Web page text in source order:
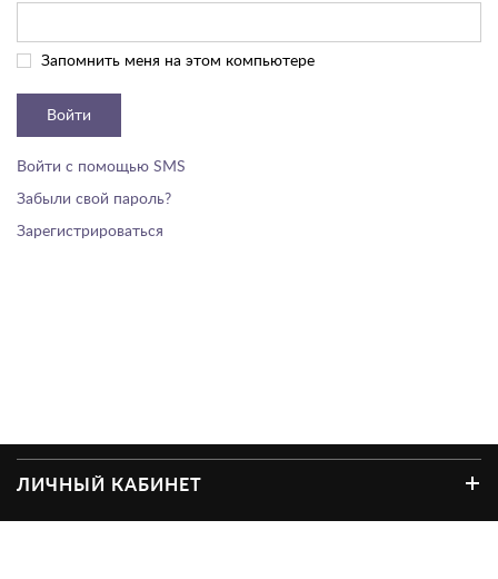
Запомнить меня на этом компьютере
Войти
Войти с помощью SMS
Забыли свой пароль?
Зарегистрироваться
ЛИЧНЫЙ КАБИНЕТ